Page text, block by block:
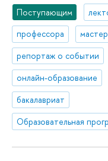
Поступающим
профессора
репортаж о событии
онлайн-образование
бакалавриат